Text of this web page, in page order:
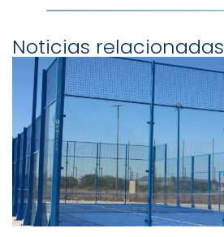
Noticias relacionadas